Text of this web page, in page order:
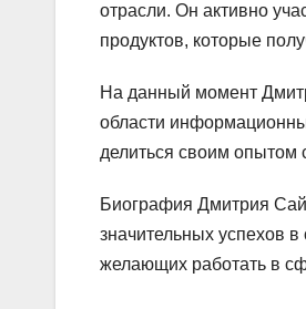
отрасли. Он активно
продуктов, которые
На данный момент
области
делиться своим опытом
Биография Дмитрия
значительных успехов
желающих работать в